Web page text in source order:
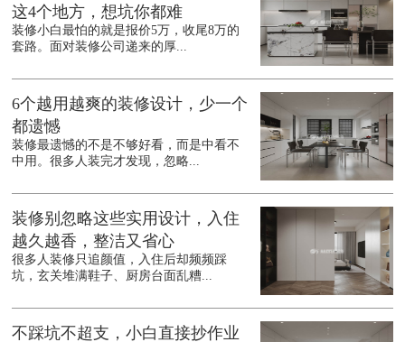
这4个地方，想坑你都难
装修小白最怕的就是报价5万，收尾8万的
套路。面对装修公司递来的厚...
6个越用越爽的装修设计，少一个
都遗憾
装修最遗憾的不是不够好看，而是中看不
中用。很多人装完才发现，忽略...
装修别忽略这些实用设计，入住
越久越香，整洁又省心
很多人装修只追颜值，入住后却频频踩
坑，玄关堆满鞋子、厨房台面乱糟...
不踩坑不超支，小白直接抄作业